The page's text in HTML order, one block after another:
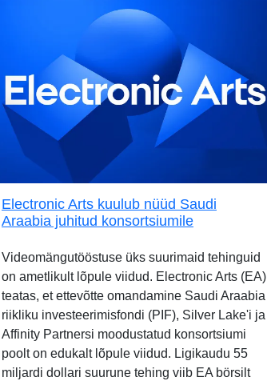
Electronic Arts kuulub nüüd Saudi
Araabia juhitud konsortsiumile
Videomängutööstuse üks suurimaid tehinguid
on ametlikult lõpule viidud. Electronic Arts (EA)
teatas, et ettevõtte omandamine Saudi Araabia
riikliku investeerimisfondi (PIF), Silver Lake'i ja
Affinity Partnersi moodustatud konsortsiumi
poolt on edukalt lõpule viidud. Ligikaudu 55
miljardi dollari suurune tehing viib EA börsilt